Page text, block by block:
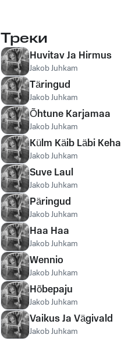
Треки
Huvitav Ja Hirmus
Jakob Juhkam
Täringud
Jakob Juhkam
Õhtune Karjamaa
Jakob Juhkam
Külm Käib Läbi Keha
Jakob Juhkam
Suve Laul
Jakob Juhkam
Päringud
Jakob Juhkam
Haa Haa
Jakob Juhkam
Wennio
Jakob Juhkam
Hõbepaju
Jakob Juhkam
Vaikus Ja Vägivald
Jakob Juhkam